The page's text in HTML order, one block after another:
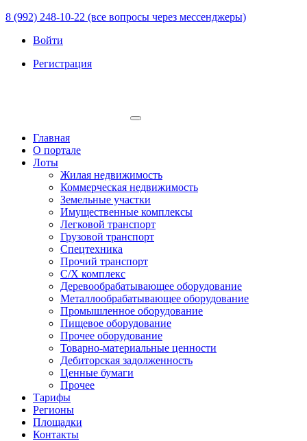
8 (992) 248-10-22 (все вопросы через мессенджеры)
Войти
Регистрация
Главная
О портале
Лоты
Жилая недвижимость
Коммерческая недвижимость
Земельные участки
Имущественные комплексы
Легковой транспорт
Грузовой транспорт
Спецтехника
Прочий транспорт
С/Х комплекс
Деревообрабатывающее оборудование
Металлообрабатывающее оборудование
Промышленное оборудование
Пищевое оборудование
Прочее оборудование
Товарно-материальные ценности
Дебиторская задолженность
Ценные бумаги
Прочее
Тарифы
Регионы
Площадки
Контакты